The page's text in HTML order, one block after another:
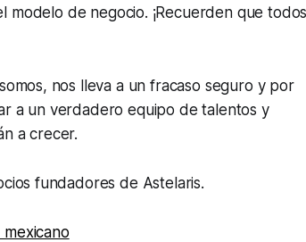
modelo de negocio. ¡Recuerden que todos
nos lleva a un fracaso seguro y por
a un verdadero equipo de talentos y
a crecer.
fundadores de Astelaris.